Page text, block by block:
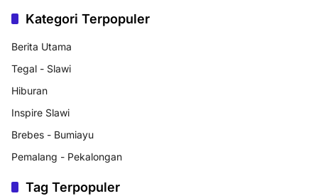
Kategori Terpopuler
Berita Utama
Tegal - Slawi
Hiburan
Inspire Slawi
Brebes - Bumiayu
Pemalang - Pekalongan
Tag Terpopuler